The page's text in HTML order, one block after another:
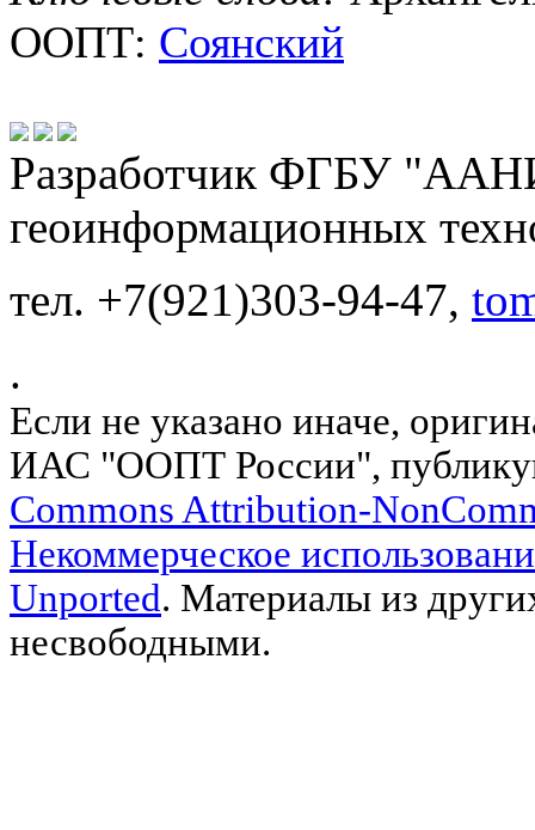
ООПТ: Соянский
Разработчик ФГБУ
геоинформационных
тел. +7(921)303-94-47,
.
Если не указано иначе,
ИАС "ООПТ России",
Commons Attribution-
Некоммерческое
Unported. Материалы из
несвободными.